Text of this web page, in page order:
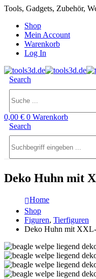
Tools, Gadgets, Zubehör,
Shop
Mein Account
Warenkorb
Log In
Search
0,00 € 0 Warenkorb
Search
Deko Huhn mit
Home
Shop
Figuren, Tierfiguren
Deko Huhn mit